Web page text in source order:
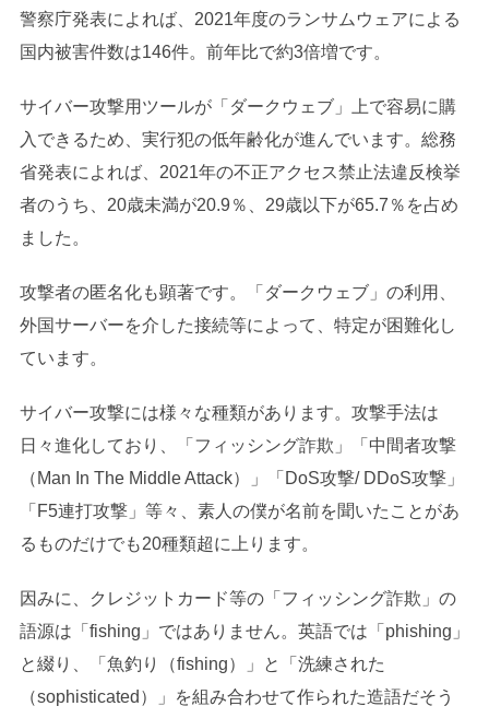
警察庁発表によれば、2021年度のランサムウェアによる
国内被害件数は146件。前年比で約3倍増です。
サイバー攻撃用ツールが「ダークウェブ」上で容易に購
入できるため、実行犯の低年齢化が進んでいます。総務
省発表によれば、2021年の不正アクセス禁止法違反検挙
者のうち、20歳未満が20.9％、29歳以下が65.7％を占め
ました。
攻撃者の匿名化も顕著です。「ダークウェブ」の利用、
外国サーバーを介した接続等によって、特定が困難化し
ています。
サイバー攻撃には様々な種類があります。攻撃手法は
日々進化しており、「フィッシング詐欺」「中間者攻撃
（Man In The Middle Attack）」「DoS攻撃/ DDoS攻撃」
「F5連打攻撃」等々、素人の僕が名前を聞いたことがあ
るものだけでも20種類超に上ります。
因みに、クレジットカード等の「フィッシング詐欺」の
語源は「fishing」ではありません。英語では「phishing」
と綴り、「魚釣り（fishing）」と「洗練された
（sophisticated）」を組み合わせて作られた造語だそう